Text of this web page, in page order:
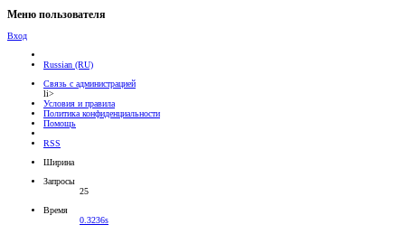
Меню пользователя
Вход
Russian (RU)
Связь с администрацией
li>
Условия и правила
Политика конфиденциальности
Помощь
RSS
Ширина
Запросы
25
Время
0.3236s